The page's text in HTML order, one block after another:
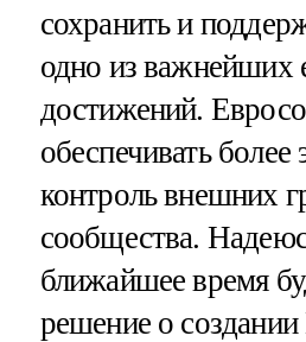
сохранить и
одно из важнейших
достижений.
обеспечивать
контроль внешних
сообщества.
ближайшее время
решение о создании